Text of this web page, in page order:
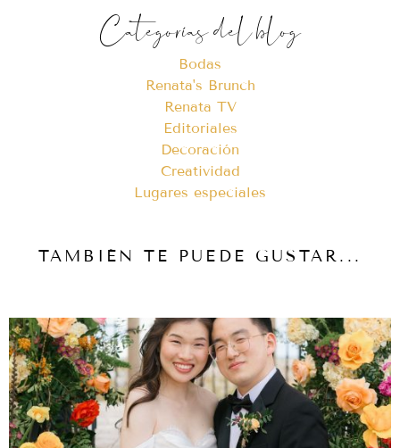
Categorías del blog
Bodas
Renata's Brunch
Renata TV
Editoriales
Decoración
Creatividad
Lugares especiales
TAMBIÉN TE PUEDE GUSTAR...